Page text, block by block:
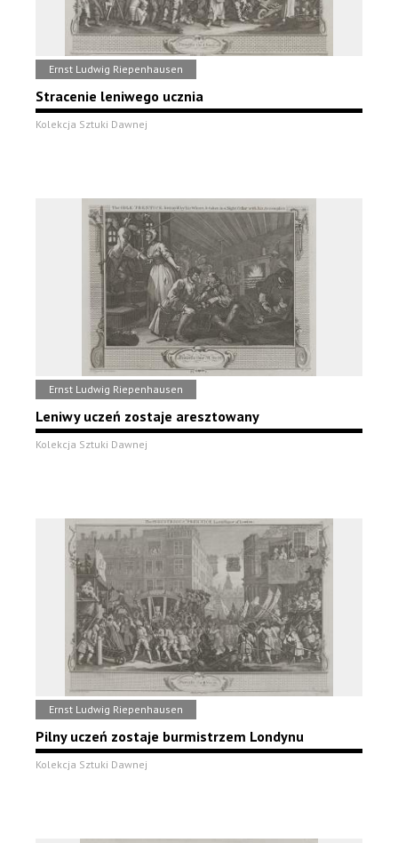
Ernst Ludwig Riepenhausen
Stracenie leniwego ucznia
Kolekcja Sztuki Dawnej
Ernst Ludwig Riepenhausen
Leniwy uczeń zostaje aresztowany
Kolekcja Sztuki Dawnej
Ernst Ludwig Riepenhausen
Pilny uczeń zostaje burmistrzem Londynu
Kolekcja Sztuki Dawnej